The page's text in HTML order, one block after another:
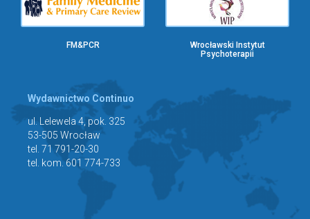
FM&PCR
Wrocławski Instytut
Psychoterapii
Wydawnictwo Continuo
ul. Lelewela 4, pok. 325
53-505 Wrocław
tel. 71 791-20-30
tel. kom. 601 774-733